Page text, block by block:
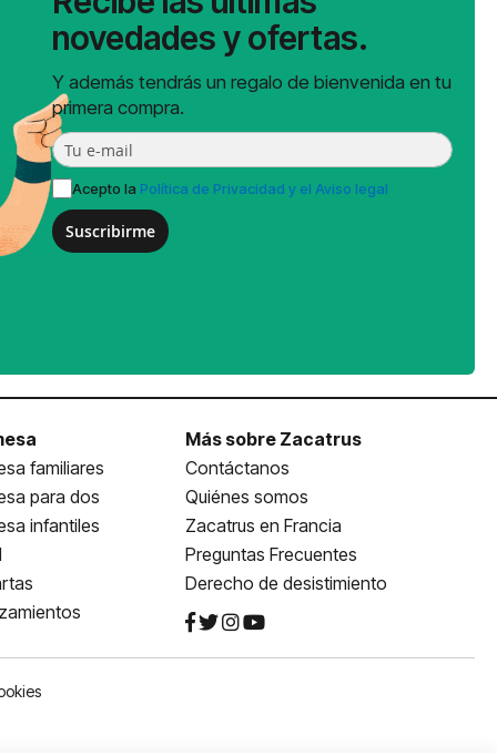
novedades y ofertas.
Y además tendrás un regalo de bienvenida en tu
primera compra.
Acepto la Política de Privacidad y el Aviso legal
Suscribirme
familiares
para dos
infantiles
Más sobre Zacatrus
Contáctanos
Quiénes somos
Zacatrus en Francia
Preguntas Frecuentes
Derecho de desistimiento